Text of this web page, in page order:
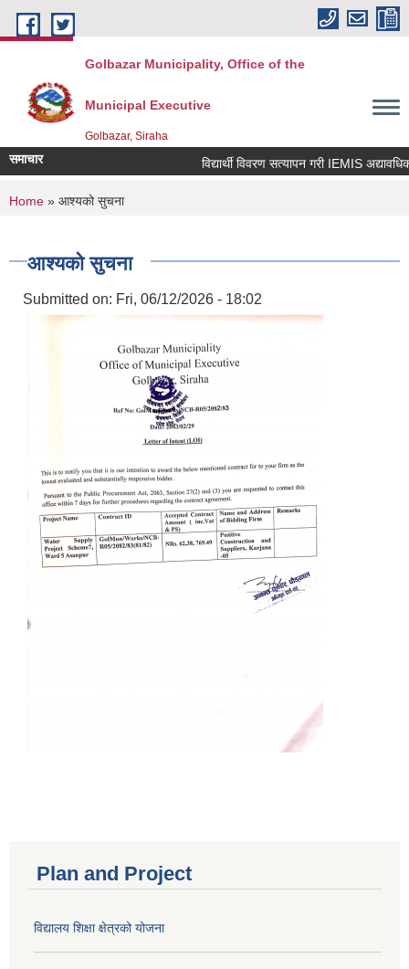
Skip to main content
Golbazar Municipality, Office of the
Municipal Executive
Golbazar, Siraha
समाचार विद्यार्थी विवरण सत्यापन गरी IEMIS अद्यावधिक
You are here
Home » आश्यको सुचना
आश्यको सुचना
Submitted on: Fri, 06/12/2026 - 18:02
Plan and Project
विद्यालय शिक्षा क्षेत्रको योजना